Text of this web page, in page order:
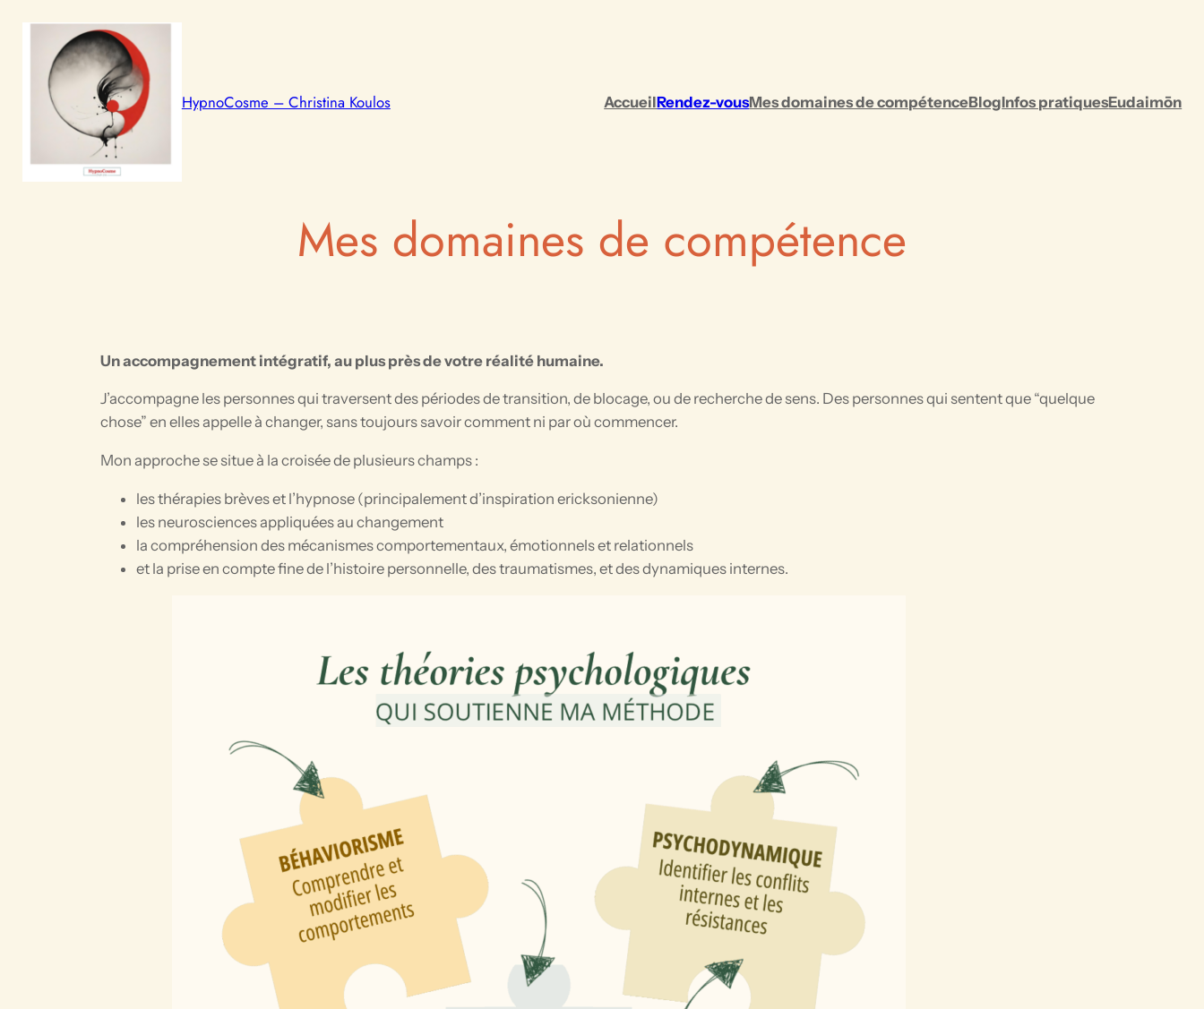
Aller
contenu
HypnoCosme – Christina Koulos AccueilRendez-vousMes domaines de compétenceBlogInfos pratiquesEudaimōn
Mes domaines de compétence
Un accompagnement intégratif, au plus près de votre réalité humaine.
J’accompagne les personnes qui traversent des périodes de transition, de blocage, ou de recherche de sens. Des personnes qui sentent que “quelque
chose” en elles appelle à changer, sans toujours savoir comment ni par où commencer.
Mon approche se situe à la croisée de plusieurs champs :
les thérapies brèves et l’hypnose (principalement d’inspiration ericksonienne)
les neurosciences appliquées au changement
la compréhension des mécanismes comportementaux, émotionnels et relationnels
et la prise en compte fine de l’histoire personnelle, des traumatismes, et des dynamiques internes.